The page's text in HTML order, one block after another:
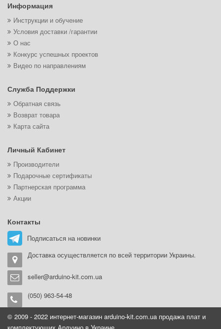
Информация
Инструкции и обучение
Условия доставки /гарантии
О нас
Конкурс успешных проектов
Видео по направлениям
Служба Поддержки
Обратная связь
Возврат товара
Карта сайта
Личный Кабинет
Производители
Подарочные сертификаты
Партнерская программа
Акции
Контакты
Подписаться на новинки
Доставка осуществляется по всей территории Украины.
seller@arduino-kit.com.ua
(050) 963-54-48
© 2009 - 2022 интернет-магазин arduino-kit.com.ua продажа плат и